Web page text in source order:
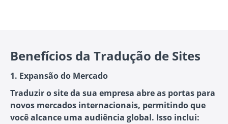
Benefícios da Tradução de Sites
1. Expansão do Mercado
Traduzir o site da sua empresa abre as portas para
novos mercados internacionais, permitindo que
você alcance uma audiência global. Isso inclui: